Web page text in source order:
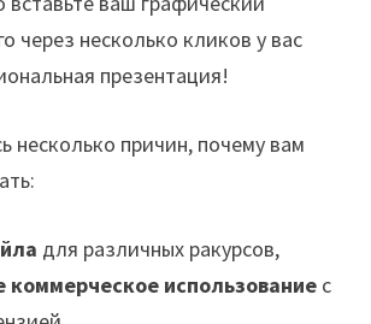
через несколько кликов у вас
презентация!
несколько причин, почему вам
для различных ракурсов,
коммерческое использование с